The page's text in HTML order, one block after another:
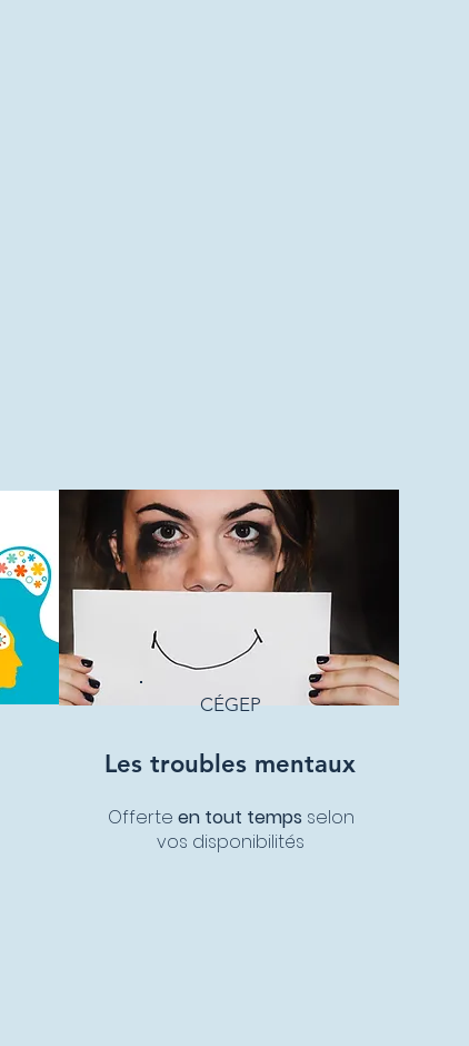
CÉGEP
Les troubles mentaux
Offerte en tout temps selon
vos disponibilités